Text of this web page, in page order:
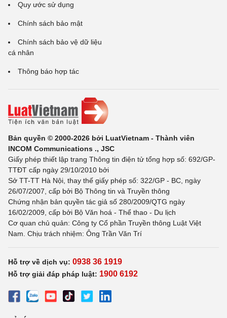
Quy ước sử dụng
Chính sách bảo mật
Chính sách bảo vệ dữ liệu
cá nhân
Thông báo hợp tác
Bản quyền © 2000-2026 bởi LuatVietnam - Thành viên
INCOM Communications ., JSC
Giấy phép thiết lập trang Thông tin điện tử tổng hợp số: 692/GP-
TTĐT cấp ngày 29/10/2010 bởi
Sở TT-TT Hà Nội, thay thế giấy phép số: 322/GP - BC, ngày
26/07/2007, cấp bởi Bộ Thông tin và Truyền thông
Chứng nhận bản quyền tác giả số 280/2009/QTG ngày
16/02/2009, cấp bởi Bộ Văn hoá - Thể thao - Du lịch
Cơ quan chủ quản: Công ty Cổ phần Truyền thông Luật Việt
Nam. Chịu trách nhiệm: Ông Trần Văn Trí
Hỗ trợ về dịch vụ: 0938 36 1919
Hỗ trợ giải đáp pháp luật: 1900 6192